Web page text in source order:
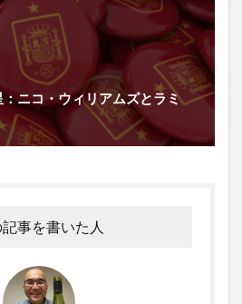
ニコ・ウィリアムズとラミ
記事を書いた人